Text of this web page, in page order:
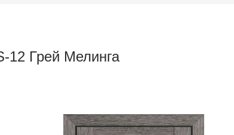
12 Грей Мелинга